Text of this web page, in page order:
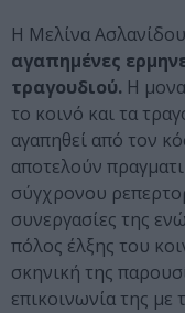
Η Μελίνα Ασλανίδου
αγαπημένες
τραγουδιού. Η
το κοινό και τα
αγαπηθεί από τον
αποτελούν
σύγχρονου
συνεργασίες της
πόλος έλξης του
σκηνική της
επικοινωνία της